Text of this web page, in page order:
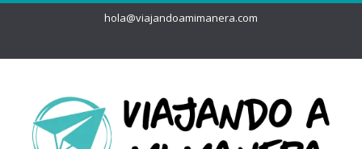
hola@viajandoamimanera.com